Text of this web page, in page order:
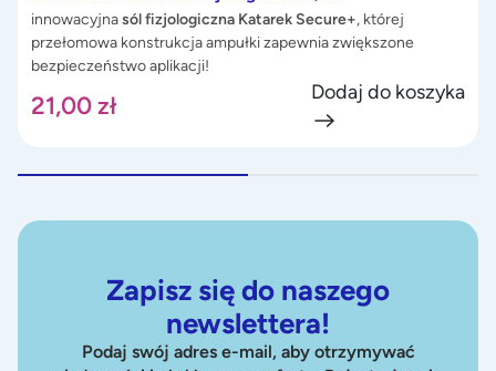
innowacyjnasól fizjologiczna Katarek Secure+, której
przełomowa konstrukcja ampułki zapewnia zwiększone
bezpieczeństwo aplikacji!
21,00zł Dodaj do koszyka
Zapisz się do naszego
newslettera!
Podaj swój adres e-mail, aby otrzymywać